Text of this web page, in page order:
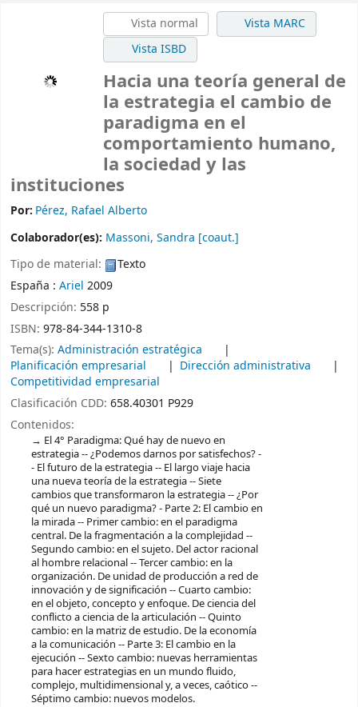
Vista normal
Vista MARC
Vista ISBD
Hacia una teoría general de
la estrategia el cambio de
paradigma en el
comportamiento humano,
la sociedad y las
instituciones
Por: Pérez, Rafael Alberto
Colaborador(es): Massoni, Sandra [coaut.]
Tipo de material:
Texto
España : Ariel 2009
Descripción: 558 p
ISBN: 978-84-344-1310-8
Tema(s): Administración estratégica
Planificación empresarial
Dirección administrativa
Competitividad empresarial
Clasificación CDD: 658.40301 P929
Contenidos:
El 4° Paradigma: Qué hay de nuevo en
estrategia -- ¿Podemos darnos por satisfechos? -
- El futuro de la estrategia -- El largo viaje hacia
una nueva teoría de la estrategia -- Siete
cambios que transformaron la estrategia -- ¿Por
qué un nuevo paradigma? - Parte 2: El cambio en
la mirada -- Primer cambio: en el paradigma
central. De la fragmentación a la complejidad --
Segundo cambio: en el sujeto. Del actor racional
al hombre relacional -- Tercer cambio: en la
organización. De unidad de producción a red de
innovación y de significación -- Cuarto cambio:
en el objeto, concepto y enfoque. De ciencia del
conflicto a ciencia de la articulación -- Quinto
cambio: en la matriz de estudio. De la economía
a la comunicación -- Parte 3: El cambio en la
ejecución -- Sexto cambio: nuevas herramientas
para hacer estrategias en un mundo fluido,
complejo, multidimensional y, a veces, caótico --
Séptimo cambio: nuevos modelos.